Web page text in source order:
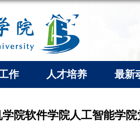
作 人才培养 最新
院软件学院人工智能学